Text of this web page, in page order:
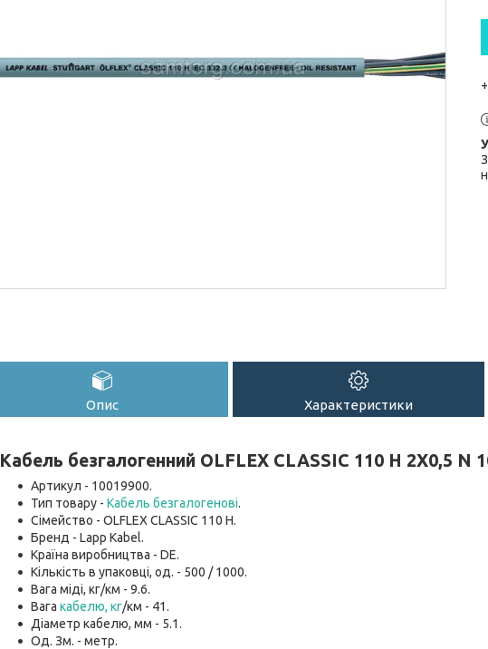
Опис Характеристики
Кабель безгалогенний OLFLEX CLASSIC 110 H 2X0,5 N
Артикул - 10019900.
Тип товару - Кабель безгалогенові.
Сімейство - OLFLEX CLASSIC 110 H.
Бренд - Lapp Kabel.
Країна виробництва - DE.
Кількість в упаковці, од. - 500 / 1000.
Вага міді, кг/км - 9.6.
Вага кабелю, кг/км - 41.
Діаметр кабелю, мм - 5.1.
Од. Зм. - метр.